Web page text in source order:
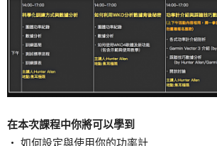
在本次課程中你將可以學到
‧ 如何設定與使用你的功率計